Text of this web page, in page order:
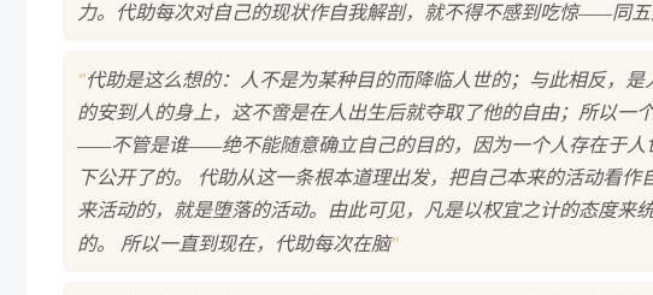
力。代助每次对自己的现状作自我解剖，就不得不感到吃惊——同五
"代助是这么想的：人不是为某种目的而降临人世的；与此相反，
的安到人的身上，这不啻是在人出生后就夺取了他的自由；所以一
——不管是谁——绝不能随意确立自己的目的，因为一个人存在于人
下公开了的。 代助从这一条根本道理出发，把自己本来的活动看
来活动的，就是堕落的活动。由此可见，凡是以权宜之计的态度
的。 所以一直到现在，代助每次在脑"